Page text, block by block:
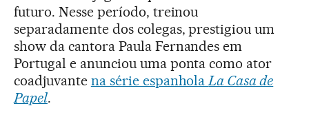
futuro. Nesse período, treinou
separadamente dos colegas, prestigiou um
show da cantora Paula Fernandes em
Portugal e anunciou uma ponta como ator
coadjuvante na série espanholaLa Casa de
Papel.